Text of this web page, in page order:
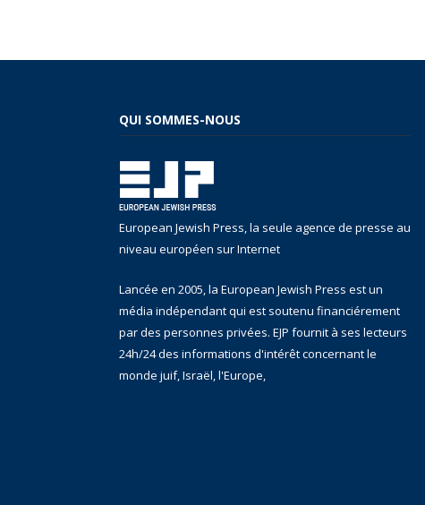
QUI SOMMES-NOUS
European Jewish Press, la seule agence de presse au
niveau européen sur Internet
Lancée en 2005, la European Jewish Press est un
média indépendant qui est soutenu financiérement
par des personnes privées. EJP fournit à ses lecteurs
24h/24 des informations d'intérêt concernant le
monde juif, Israël, l'Europe,